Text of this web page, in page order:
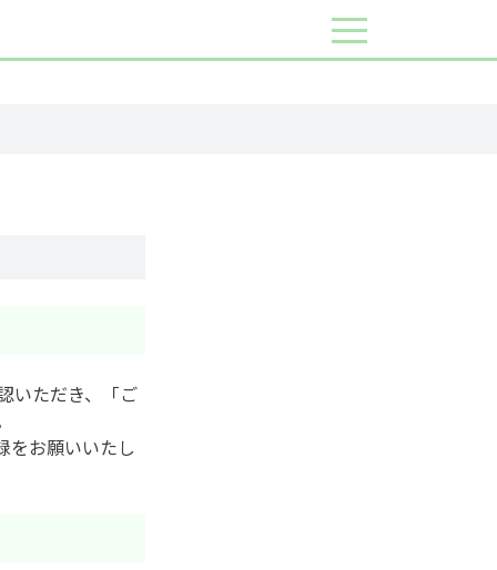
いただき、「ご
をお願いいたし